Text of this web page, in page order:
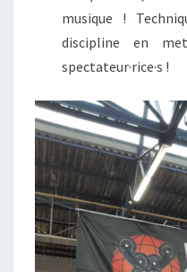
musique !
discipline en
spectateur·rice·s !